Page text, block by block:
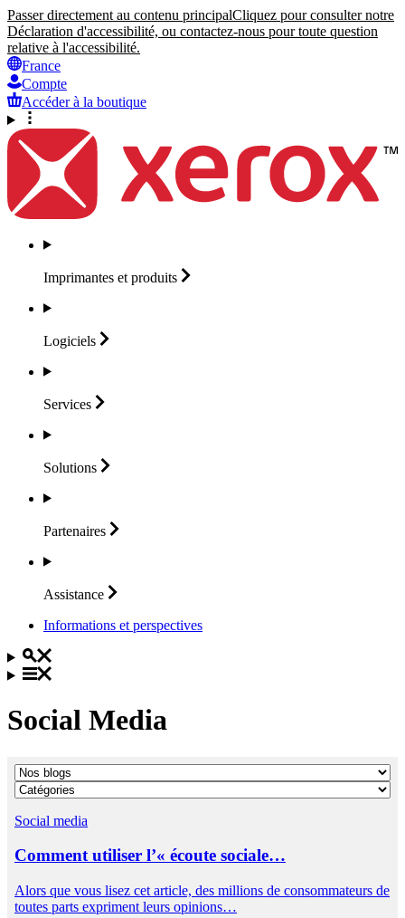
Passer directement au contenu principalCliquez pour consulter notre
Déclaration d'accessibilité, ou contactez-nous pour toute question
relative à l'accessibilité.
France
Compte
Accéder à la boutique
Imprimantes et produits
Logiciels
Services
Solutions
Partenaires
Assistance
Informations et perspectives
Social Media
Social media
Comment utiliser l’« écoute sociale…
Alors que vous lisez cet article, des millions de consommateurs de
toutes parts expriment leurs opinions…